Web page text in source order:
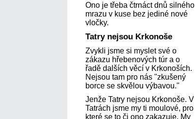
Ono je třeba čtrnáct dnů silného
mrazu v kuse bez jediné nové
vločky.
Tatry nejsou Krkonoše
Zvykli jsme si myslet své o
zákazu hřebenových túr a o
řadě dalších věcí v Krkonoších.
Nejsou tam pro nás "zkušený
borce se skvělou výbavou."
Jenže Tatry nejsou Krkonoše. V
Tatrách jsme my ti moulové, pro
které se to či ono zakazuje. My